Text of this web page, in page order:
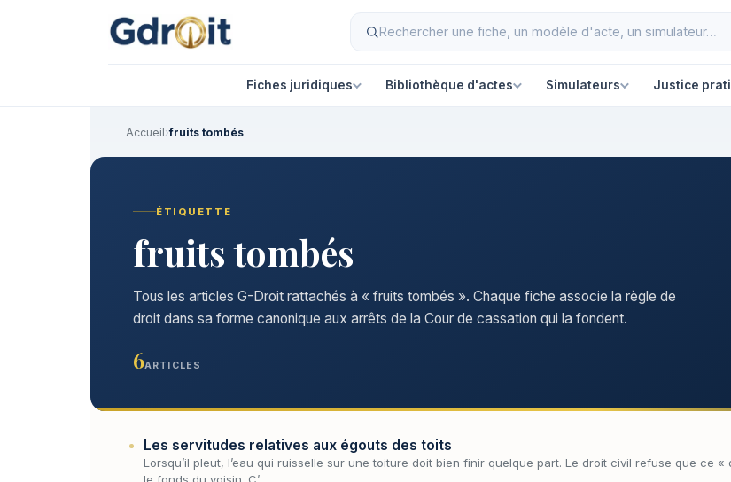
Fiches juridiques Bibliothèque d'actes Simulateurs Justice
Accueil›fruits tombés
ÉTIQUETTE
fruits tombés
Tous les articles G-Droit rattachés à « fruits tombés ». Chaque fiche associe la règle de
droit dans sa forme canonique aux arrêts de la Cour de cassation qui la fondent.
6ARTICLES
Les servitudes relatives aux égouts des toits
Lorsqu’il pleut, l’eau qui ruisselle sur une toiture doit bien finir quelque part. Le droit civil refuse que ce
le fonds du voisin. C’…